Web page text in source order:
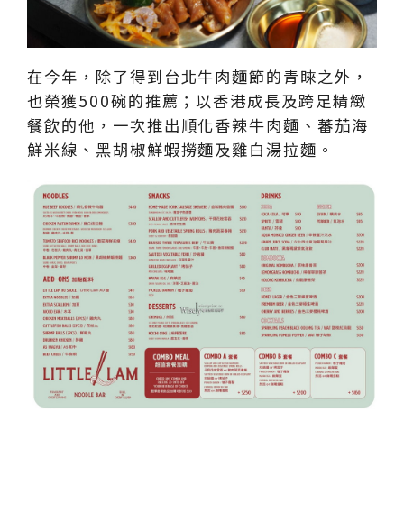
在今年，除了得到台北牛肉麵節的青睞之外，
也榮獲500碗的推薦；以香港成長及跨足精緻
餐飲的他，一次推出順化香辣牛肉麵、蕃茄海
鮮米線、黑胡椒鮮蝦撈麵及雞白湯拉麵。